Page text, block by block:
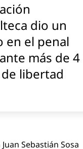
dio un
en el penal
más de
libertad
Sebastián Sosa